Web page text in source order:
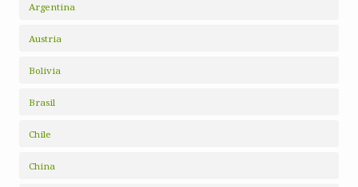
Argentina
Austria
Bolivia
Brasil
Chile
China